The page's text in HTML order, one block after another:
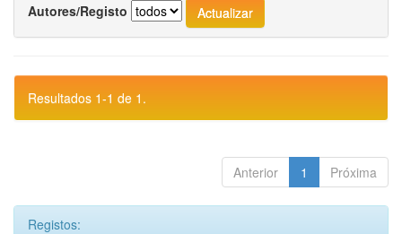
Autores/Registo
Resultados 1-1 de 1.
Anterior 1 Próxima
Registos: